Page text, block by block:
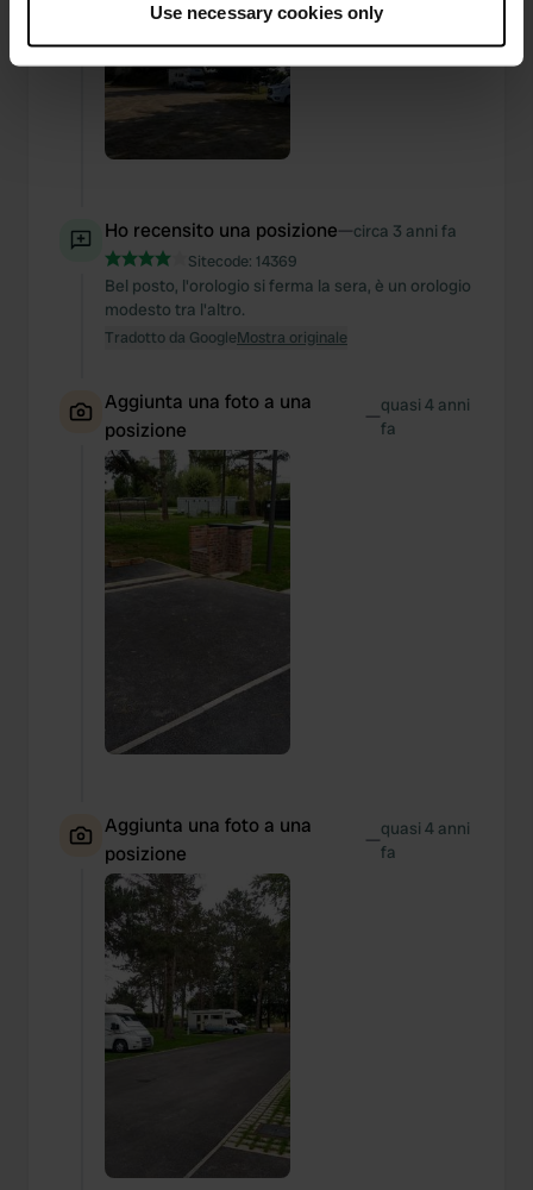
Collect information about your geographical location
which can be accurate to within several meters
Identify your device by actively scanning it for
specific characteristics (fingerprinting)
We use cookies to personalise content and ads, to
provide social media features and to analyse our traffic.
We also share information about your use of our site with
our social media, advertising and analytics partners who
may combine it with other information that you’ve
of their services.
Use necessary cookies only
Ho recensito una posizione—circa 3 anni fa
Sitecode: 14369
Bel posto, l'orologio si ferma la sera, è un orologio
modesto tra l'altro.
Tradotto da GoogleMostra originale
Aggiunta una foto a una
posizione
—quasi 4 anni
fa
Aggiunta una foto a una
posizione
—quasi 4 anni
fa